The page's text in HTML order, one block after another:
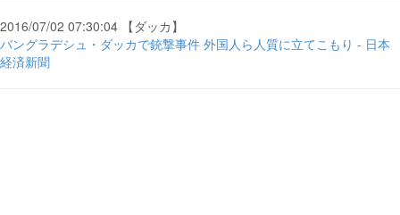
2016/07/02 07:30:04 【ダッカ】
バングラデシュ・ダッカで銃撃事件 外国人ら人質に立てこもり - 日本
経済新聞